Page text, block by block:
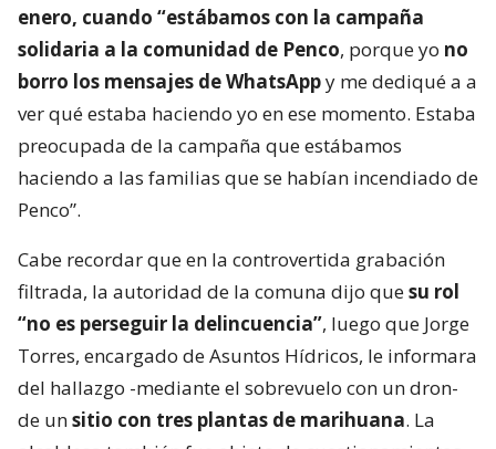
enero, cuando “estábamos con la campaña
solidaria a la comunidad de Penco, porque yo no
borro los mensajes de WhatsAppy me dediqué a a
ver qué estaba haciendo yo en ese momento. Estaba
preocupada de la campaña que estábamos
haciendo a las familias que se habían incendiado de
Penco”.
Cabe recordar que en la controvertida grabación
filtrada, la autoridad de la comuna dijo quesu rol
“no es perseguir la delincuencia”, luego que Jorge
Torres, encargado de Asuntos Hídricos, le informara
del hallazgo -mediante el sobrevuelo con un dron-
de unsitio con tres plantas de marihuana. La